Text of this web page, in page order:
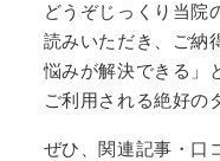
どうぞじっくり当院
読みいただき、ご納
悩みが解決できる」
ご利用される絶好の
ぜひ、関連記事・口